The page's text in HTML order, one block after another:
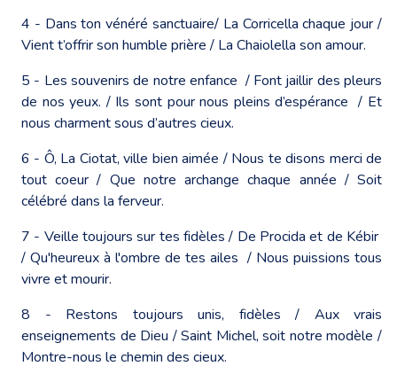
4 - Dans ton vénéré sanctuaire/ La Corricella chaque jour /
Vient t’offrir son humble prière / La Chaiolella son amour.
5 - Les souvenirs de notre enfance / Font jaillir des pleurs
de nos yeux. / Ils sont pour nous pleins d’espérance / Et
nous charment sous d’autres cieux.
6 - Ô, La Ciotat, ville bien aimée / Nous te disons merci de
tout coeur / Que notre archange chaque année / Soit
célébré dans la ferveur.
7 - Veille toujours sur tes fidèles / De Procida et de Kébir
/ Qu'heureux à l'ombre de tes ailes / Nous puissions tous
vivre et mourir.
8 - Restons toujours unis, fidèles / Aux vrais
enseignements de Dieu / Saint Michel, soit notre modèle /
Montre-nous le chemin des cieux.